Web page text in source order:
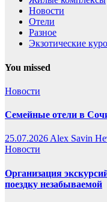
Новости
Отели
Разное
Экзотические
You missed
Новости
Семейные отели в
25.07.2026Alex Savin
Новости
Организация
поездку незабываемой